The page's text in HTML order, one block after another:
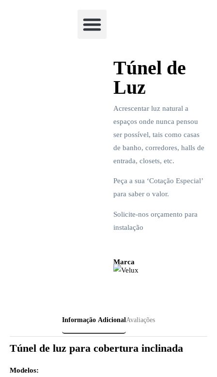
Túnel de
Luz
Acrescentar luz natural a
espaços onde nunca pensou
ser possível, tais como casas
de banho, corredores, halls de
entrada, closets, etc.
Peça a sua ‘Cotação Especial’
para saber o valor.
Solicite-nos orçamento para
instalação
Marca
Informação AdicionalAvaliações
Túnel de luz para cobertura inclinada
Modelos: